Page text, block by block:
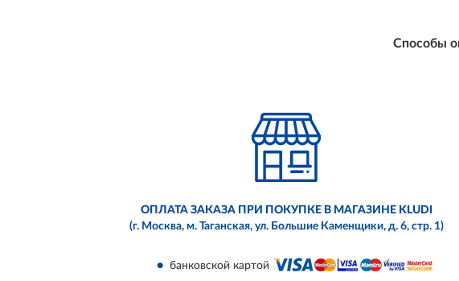
Способы
ОПЛАТА ЗАКАЗА ПРИ
ПОКУПКЕ В МАГАЗИНЕ KLUDI
(г. Москва, м. Таганская, ул. Большие Каменщики, д. 6, стр. 1)
банковской картой